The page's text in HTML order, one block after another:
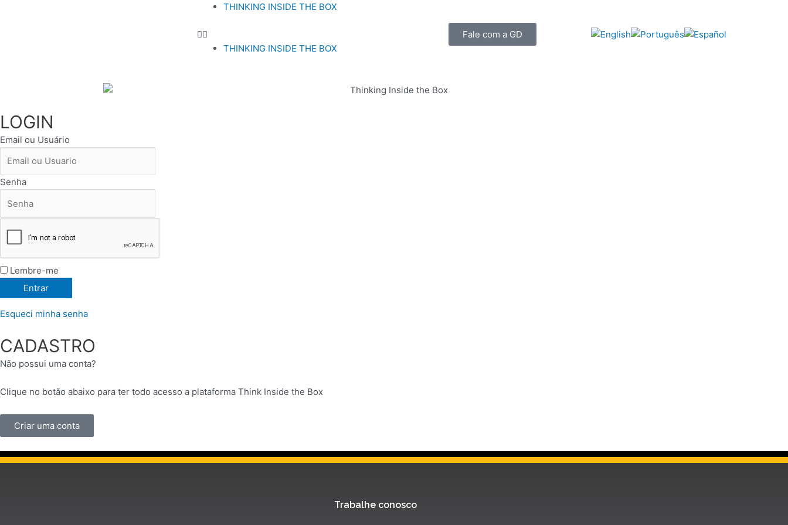
THINKING INSIDE THE BOX
THINKING INSIDE THE BOX
Fale com a GD
LOGIN
Email ou Usuário
Senha
Lembre-me
Esqueci minha senha
CADASTRO
Não possui uma conta?
Clique no botão abaixo para ter todo acesso a plataforma Think Inside the Box
Criar uma conta
Trabalhe conosco